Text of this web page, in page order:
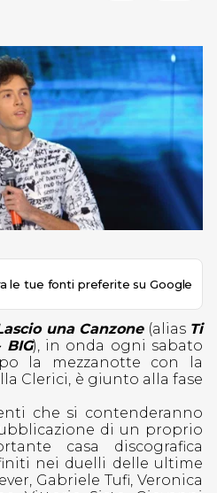
le tue fonti preferite su Google
una Canzone(alias Ti
BIG), in onda ogni sabato
la mezzanotte con la
Clerici, è giunto alla fase
che si contenderanno
di un proprio
casa discografica
nei duelli delle ultime
Gabriele Tufi, Veronica